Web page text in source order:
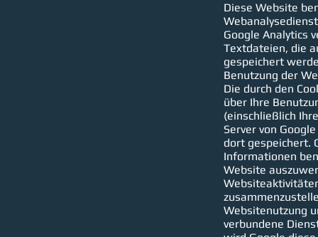
Diese Website
Google Analytics
Textdateien, die
gespeichert
Benutzung der
Die durch den
über Ihre
(einschließlich
Server von
dort gespeichert.
Informationen
Website
Websitenutzung
verbundene